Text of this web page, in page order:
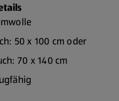
50 x 100 cm oder
70 x 140 cm